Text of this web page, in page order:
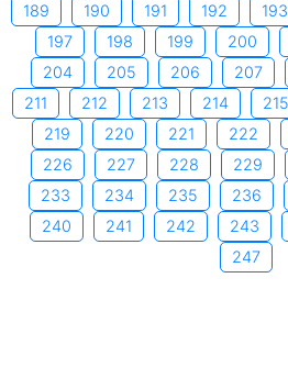
189
190 191 192 193
197
198 199 200
204
205 206 207
211
212 213 214 215
219
220 221 222
226
227 228 229
233
234 235 236
240
241 242 243
247